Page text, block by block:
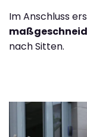
Im Anschluss
nach Sitten.